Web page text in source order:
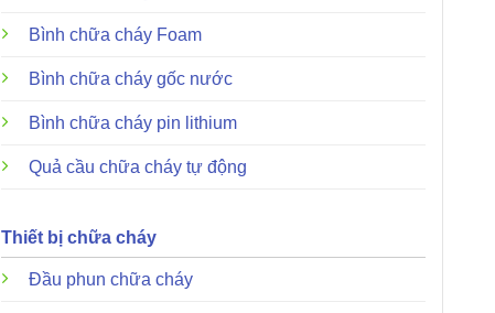
Bình chữa cháy Foam
Bình chữa cháy gốc nước
Bình chữa cháy pin lithium
Quả cầu chữa cháy tự động
Thiết bị chữa cháy
Đầu phun chữa cháy